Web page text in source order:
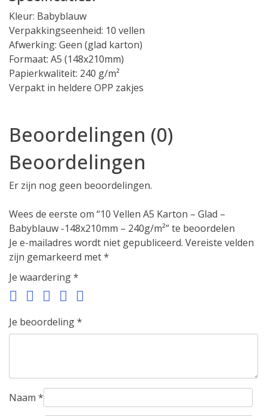
Kleur: Babyblauw
Verpakkingseenheid: 10 vellen
Afwerking: Geen (glad karton)
Formaat: A5 (148x210mm)
Papierkwaliteit: 240 g/m²
Verpakt in heldere OPP zakjes
Beoordelingen (0)
Beoordelingen
Er zijn nog geen beoordelingen.
Wees de eerste om “10 Vellen A5 Karton – Glad –
Babyblauw -148x210mm – 240g/m²” te beoordelen
Je e-mailadres wordt niet gepubliceerd. Vereiste velden
zijn gemarkeerd met*
Je waardering*
Je beoordeling*
Naam *